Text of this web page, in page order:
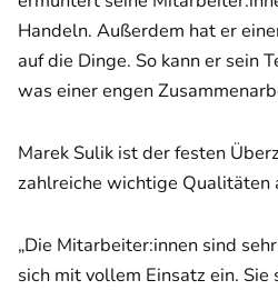
Handeln. Außerdem hat er
auf die Dinge. So kann er sein
was einer engen
Marek Sulik ist der festen
zahlreiche wichtige Qualitäten
„Die Mitarbeiter:innen sind
sich mit vollem Einsatz ein.